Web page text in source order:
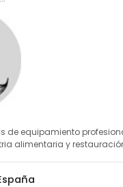
de equipamiento
alimentaria y